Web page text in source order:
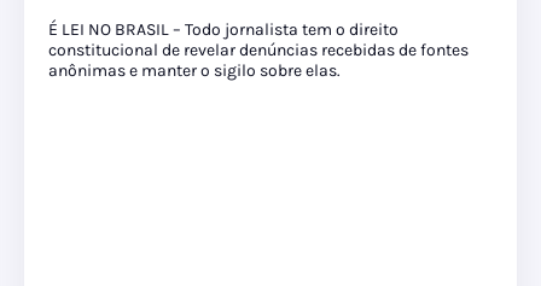
É LEI NO BRASIL – Todo jornalista tem o direito
constitucional de revelar denúncias recebidas de fontes
anônimas e manter o sigilo sobre elas.